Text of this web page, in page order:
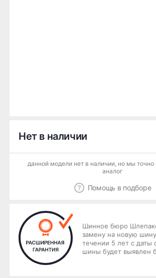
Нет в наличии
данной модели нет в наличии, но мы
аналог
Помощь в подборе
Шинное бюро
замену на новую
течении 5 лет с даты
шины будет выявлен